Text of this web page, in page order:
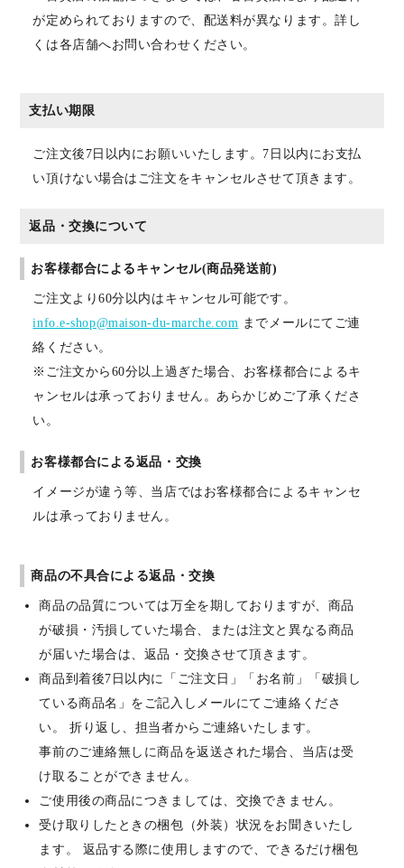
が定められておりますので、配送料が異なります。詳し
くは各店舗へお問い合わせください。
支払い期限
ご注文後7日以内にお願いいたします。7日以内にお支払
い頂けない場合はご注文をキャンセルさせて頂きます。
返品・交換について
お客様都合によるキャンセル(商品発送前)
ご注文より60分以内はキャンセル可能です。
info.e-shop@maison-du-marche.com までメールにてご連
絡ください。
※ご注文から60分以上過ぎた場合、お客様都合によるキ
ャンセルは承っておりません。あらかじめご了承くださ
い。
お客様都合による返品・交換
イメージが違う等、当店ではお客様都合によるキャンセ
ルは承っておりません。
商品の不具合による返品・交換
商品の品質については万全を期しておりますが、商品
が破損・汚損していた場合、または注文と異なる商品
が届いた場合は、返品・交換させて頂きます。
商品到着後7日以内に「ご注文日」「お名前」「破損し
ている商品名」をご記入しメールにてご連絡くださ
い。 折り返し、担当者からご連絡いたします。
事前のご連絡無しに商品を返送された場合、当店は受
け取ることができません。
ご使用後の商品につきましては、交換できません。
受け取りしたときの梱包（外装）状況をお聞きいたし
ます。 返品する際に使用しますので、できるだけ梱包